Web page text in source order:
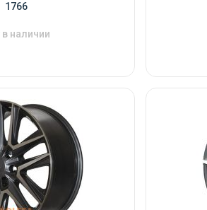
1766
наличии